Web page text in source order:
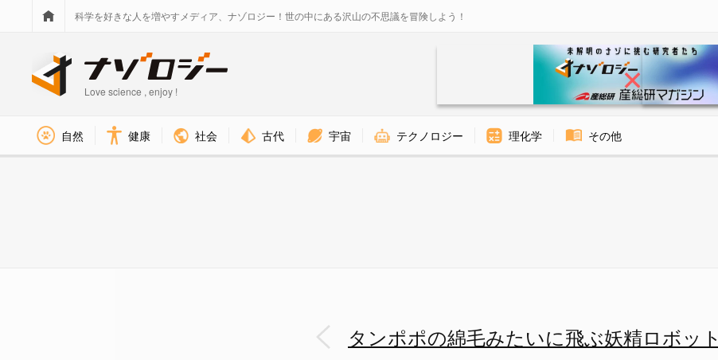
科学を好きな人を増やすメディア、ナゾロジー！世の中にある沢山の不思議を冒険しよう！
Love science , enjoy !
自然 健康 社会 古代 宇宙 テクノロジー 理化学 その他
タンポポの綿毛みたいに飛ぶ妖精ロボット